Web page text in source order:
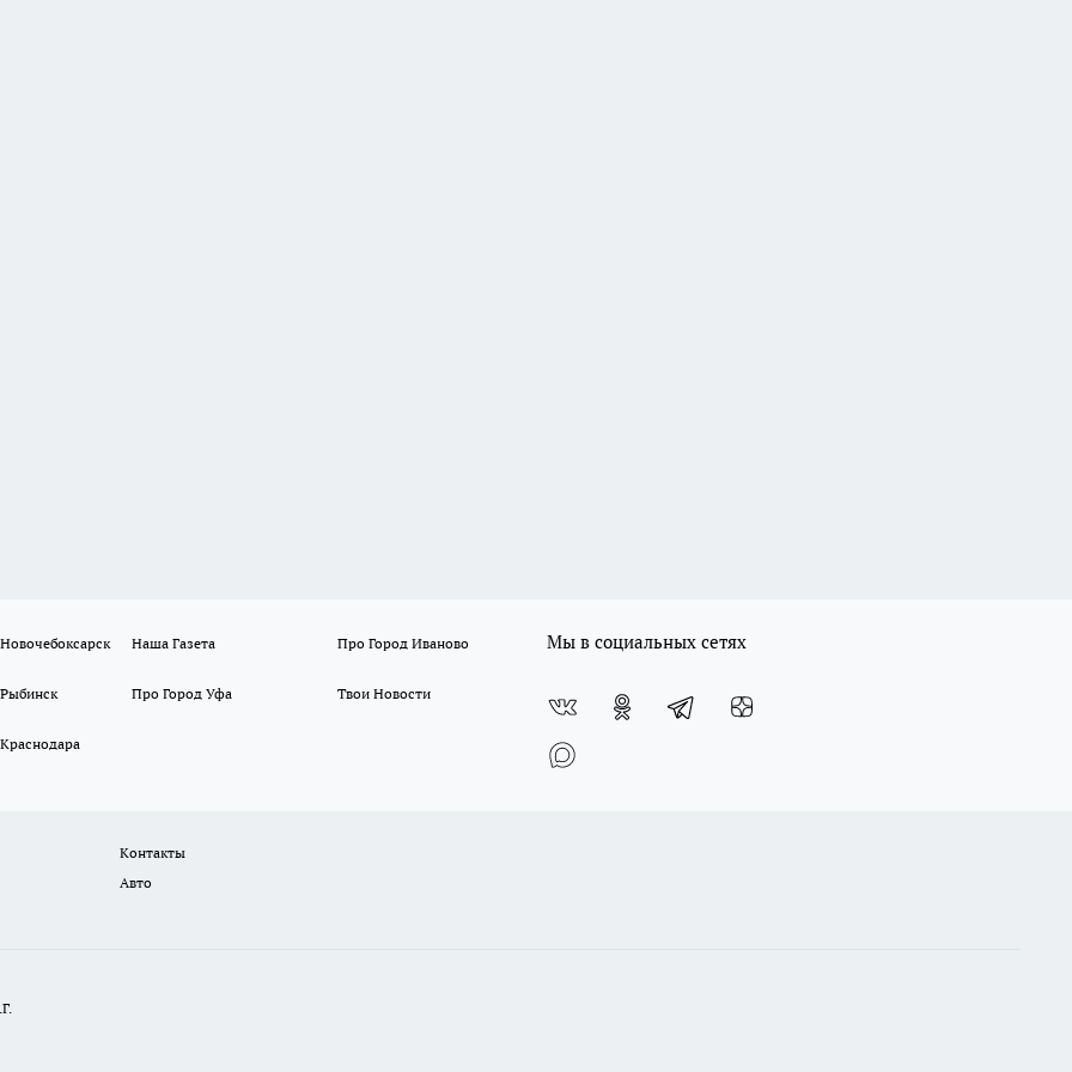
Наша Газета Про Город Иваново
Про Город Уфа Твои Новости
Мы в социальных сетях
Контакты
Авто